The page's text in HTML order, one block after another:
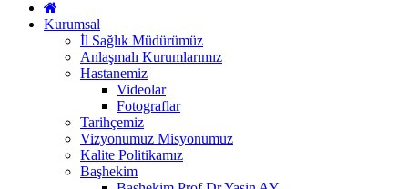
Kurumsal
İl Sağlık Müdürümüz
Anlaşmalı Kurumlarımız
Hastanemiz
Videolar
Fotograflar
Tarihçemiz
Vizyonumuz Misyonumuz
Kalite Politikamız
Başhekim